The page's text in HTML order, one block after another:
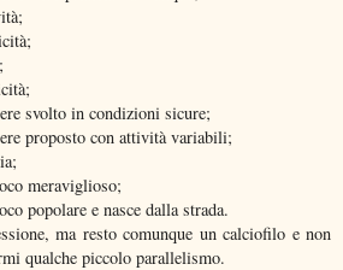
svolto in condizioni sicure;
proposto con attività variabili;
meraviglioso;
popolare e nasce dalla strada.
ma resto comunque un calciofilo e non
qualche piccolo parallelismo.